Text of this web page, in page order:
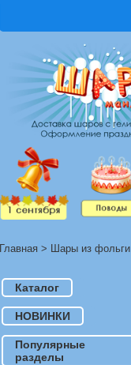
Главная > Шары из фольги
Каталог
НОВИНКИ
Популярные
разделы